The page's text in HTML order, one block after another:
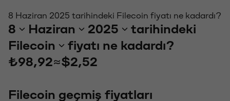
8 Haziran 2025 tarihindeki Filecoin fiyatı ne kadardı?
8 Haziran 2025
tarihindeki
Filecoin
fiyatı ne kadardı?
₺98,92≈$2,52
Filecoin geçmiş fiyatları